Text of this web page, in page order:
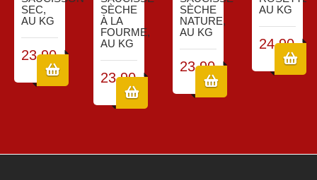
SEC,
AU KG
23,90 €
SÈCHE
À LA
FOURME,
AU KG
23,90 €
SÈCHE
NATURE,
AU KG
23,90 €
AU KG
24,90 €